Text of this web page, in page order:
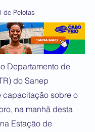
de Pelotas
Departamento de
do Sanep
capacitação sobre o
na manhã desta
Estação de